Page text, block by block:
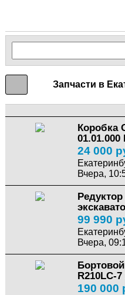
Запчасти в
Коробка
24 000
Вчера,
99 990
Вчера,
R210LC-7
190 000